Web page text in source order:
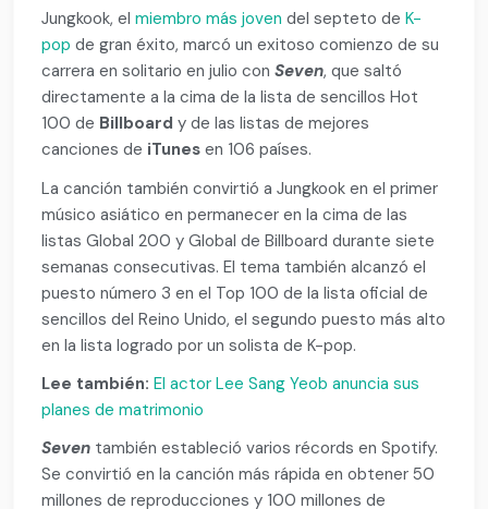
Jungkook, elmiembro más joven del septeto deK-
pop de gran éxito, marcó un exitoso comienzo de su
carrera en solitario en julio con Seven, que saltó
directamente a la cima de la lista de sencillos Hot
100 de Billboard y de las listas de mejores
canciones de iTunes en 106 países.
La canción también convirtió a Jungkook en el primer
músico asiático en permanecer en la cima de las
listas Global 200 y Global de Billboard durante siete
semanas consecutivas. El tema también alcanzó el
puesto número 3 en el Top 100 de la lista oficial de
sencillos del Reino Unido, el segundo puesto más alto
en la lista logrado por un solista de K-pop.
Lee también: El actor Lee Sang Yeob anuncia sus
planes de matrimonio
Seven también estableció varios récords en Spotify.
Se convirtió en la canción más rápida en obtener 50
millones de reproducciones y 100 millones de